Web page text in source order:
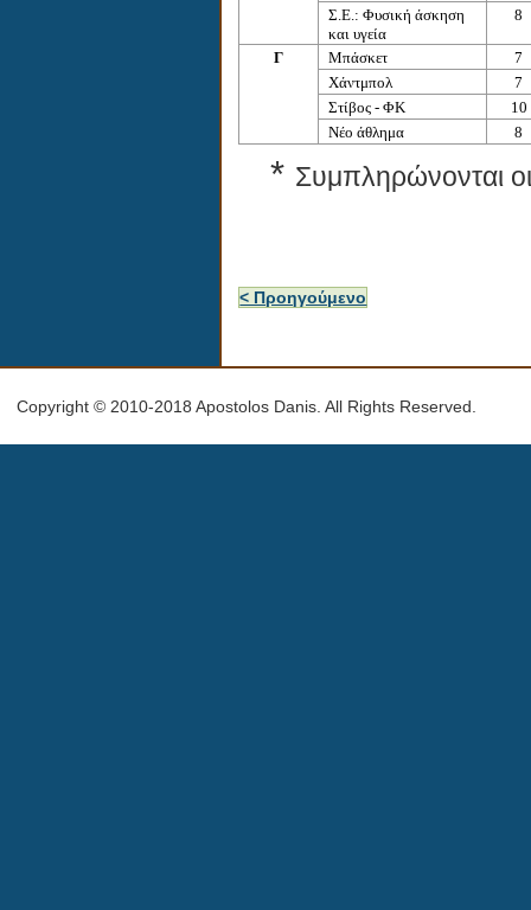
Σ.Ε.: Φυσική άσκηση
και υγεία
8
Γ Μπάσκετ
7
Χάντμπολ
7
Στίβος - ΦΚ
10
Νέο άθλημα
8
* Συμπληρώνονται
< Προηγούμενο
Copyright © 2010-2018 Apostolos Danis. All Rights Reserved.